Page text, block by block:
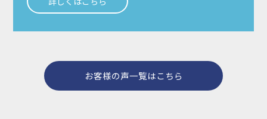
お客様の声一覧はこちら